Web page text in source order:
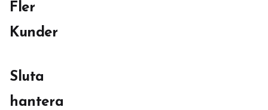
Fler
Kunder
Sluta
hantera